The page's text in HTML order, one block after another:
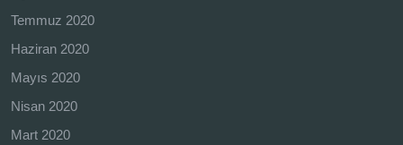
Temmuz 2020
Haziran 2020
Mayıs 2020
Nisan 2020
Mart 2020